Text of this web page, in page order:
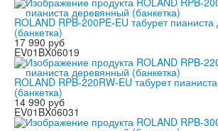
ROLAND RPB-200PE-EU табурет
(банкетка)
17 990 руб
EV01BX06019
ROLAND RPB-220RW-EU табурет
(банкетка)
14 990 руб
EV01BX06031